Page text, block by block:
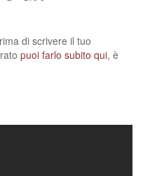
di scrivere il tuo
puoi farlo subito qui, è